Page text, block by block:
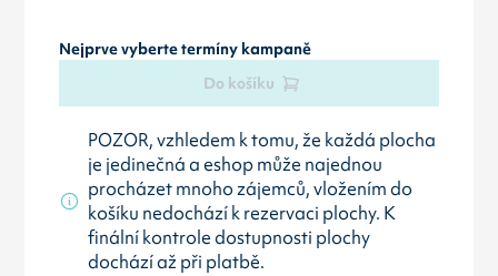
Nejprve vyberte termíny kampaně
Do košíku
POZOR, vzhledem k tomu, že každá plocha
je jedinečná a eshop může najednou
procházet mnoho zájemců, vložením do
košíku nedochází k rezervaci plochy. K
finální kontrole dostupnosti plochy
dochází až při platbě.